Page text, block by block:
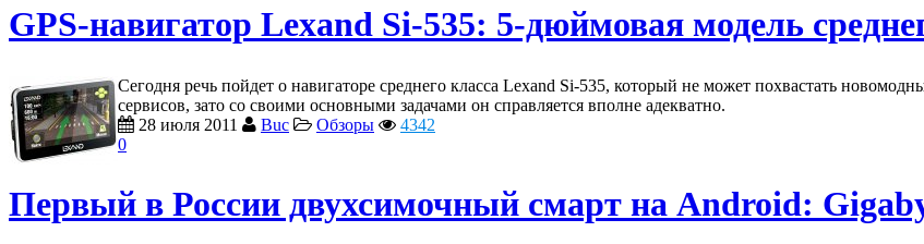
GPS-навигатор Lexand Si-535: 5-дюймовая модель
Сегодня речь пойдет о навигаторе среднего класса Lexand Si-535, который не может похвастать
сервисов, зато со своими основными задачами он справляется вполне адекватно.
28 июля 2011
Buc Обзоры
4342
0
Первый в России двухсимочный смарт на Android: